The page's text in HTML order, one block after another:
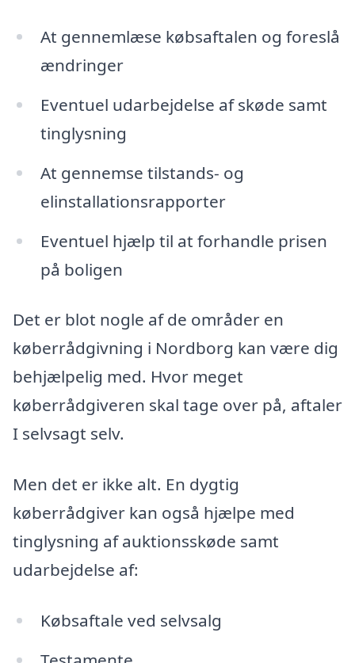
At gennemlæse købsaftalen og foreslå
ændringer
Eventuel udarbejdelse af skøde samt
tinglysning
At gennemse tilstands- og
elinstallationsrapporter
Eventuel hjælp til at forhandle prisen
på boligen
Det er blot nogle af de områder en
køberrådgivning i Nordborg kan være dig
behjælpelig med. Hvor meget
køberrådgiveren skal tage over på, aftaler
I selvsagt selv.
Men det er ikke alt. En dygtig
køberrådgiver kan også hjælpe med
tinglysning af auktionsskøde samt
udarbejdelse af:
Købsaftale ved selvsalg